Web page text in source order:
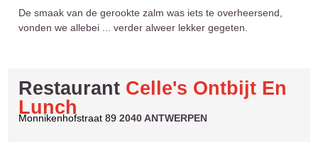
De smaak van de gerookte zalm was iets te overheersend,
vonden we allebei ... verder alweer lekker gegeten.
Restaurant Celle's Ontbijt En
Lunch
Monnikenhofstraat 892040 ANTWERPEN